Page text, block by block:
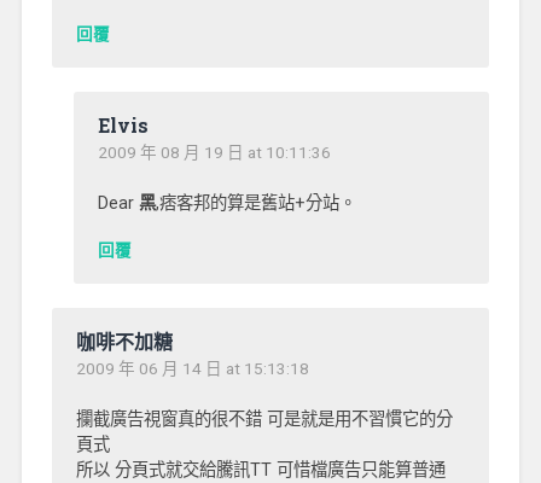
回覆
Elvis
2009 年 08 月 19 日 at 10:11:36
Dear 黑,痞客邦的算是舊站+分站。
回覆
咖啡不加糖
2009 年 06 月 14 日 at 15:13:18
攔截廣告視窗真的很不錯 可是就是用不習慣它的分
頁式
所以 分頁式就交給騰訊TT 可惜檔廣告只能算普通